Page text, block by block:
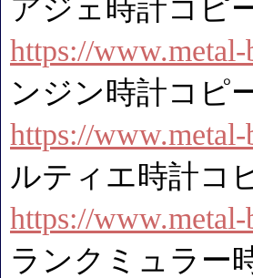
アジェ時計コピ
https://
ンジン時計コピ
https://
ルティエ時計コ
https://
ランクミュラー